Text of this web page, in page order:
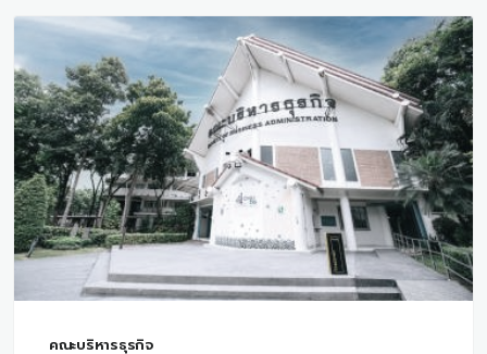
คณะบริหารธุรกิจ